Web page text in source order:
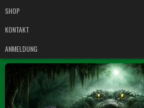
SHOP
KONTAKT
ANMELDUNG